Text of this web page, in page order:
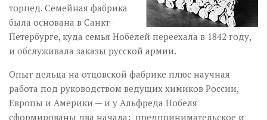
торпед. Семейная фабрика
была основана в Санкт-
Петербурге, куда семья Нобелей переехала в 1842 году,
и обслуживала заказы русской армии.
Опыт дельца на отцовской фабрике плюс научная
работа под руководством ведущих химиков России,
Европы и Америки — и у Альфреда Нобеля
сформированы два начала: предпринимательское и